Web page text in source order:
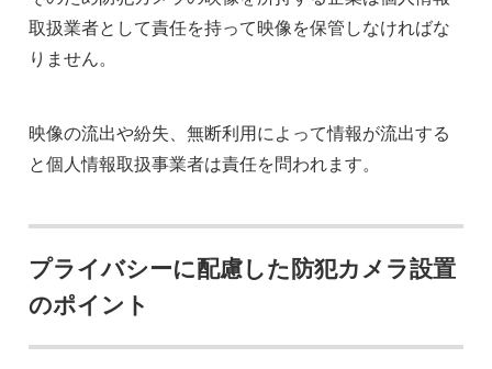
取扱業者として責任を持って映像を保管しなければな
りません。
映像の流出や紛失、無断利用によって情報が流出する
と個人情報取扱事業者は責任を問われます。
プライバシーに配慮した防犯カメラ設置
のポイント